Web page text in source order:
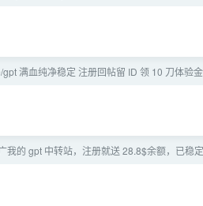
满血纯净稳定 注册回帖留 ID 领 10 刀体验金
我的 gpt 中转站，注册就送 28.8$余额，已稳